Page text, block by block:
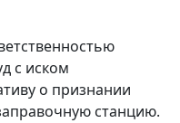
с иском
о признании
станцию.